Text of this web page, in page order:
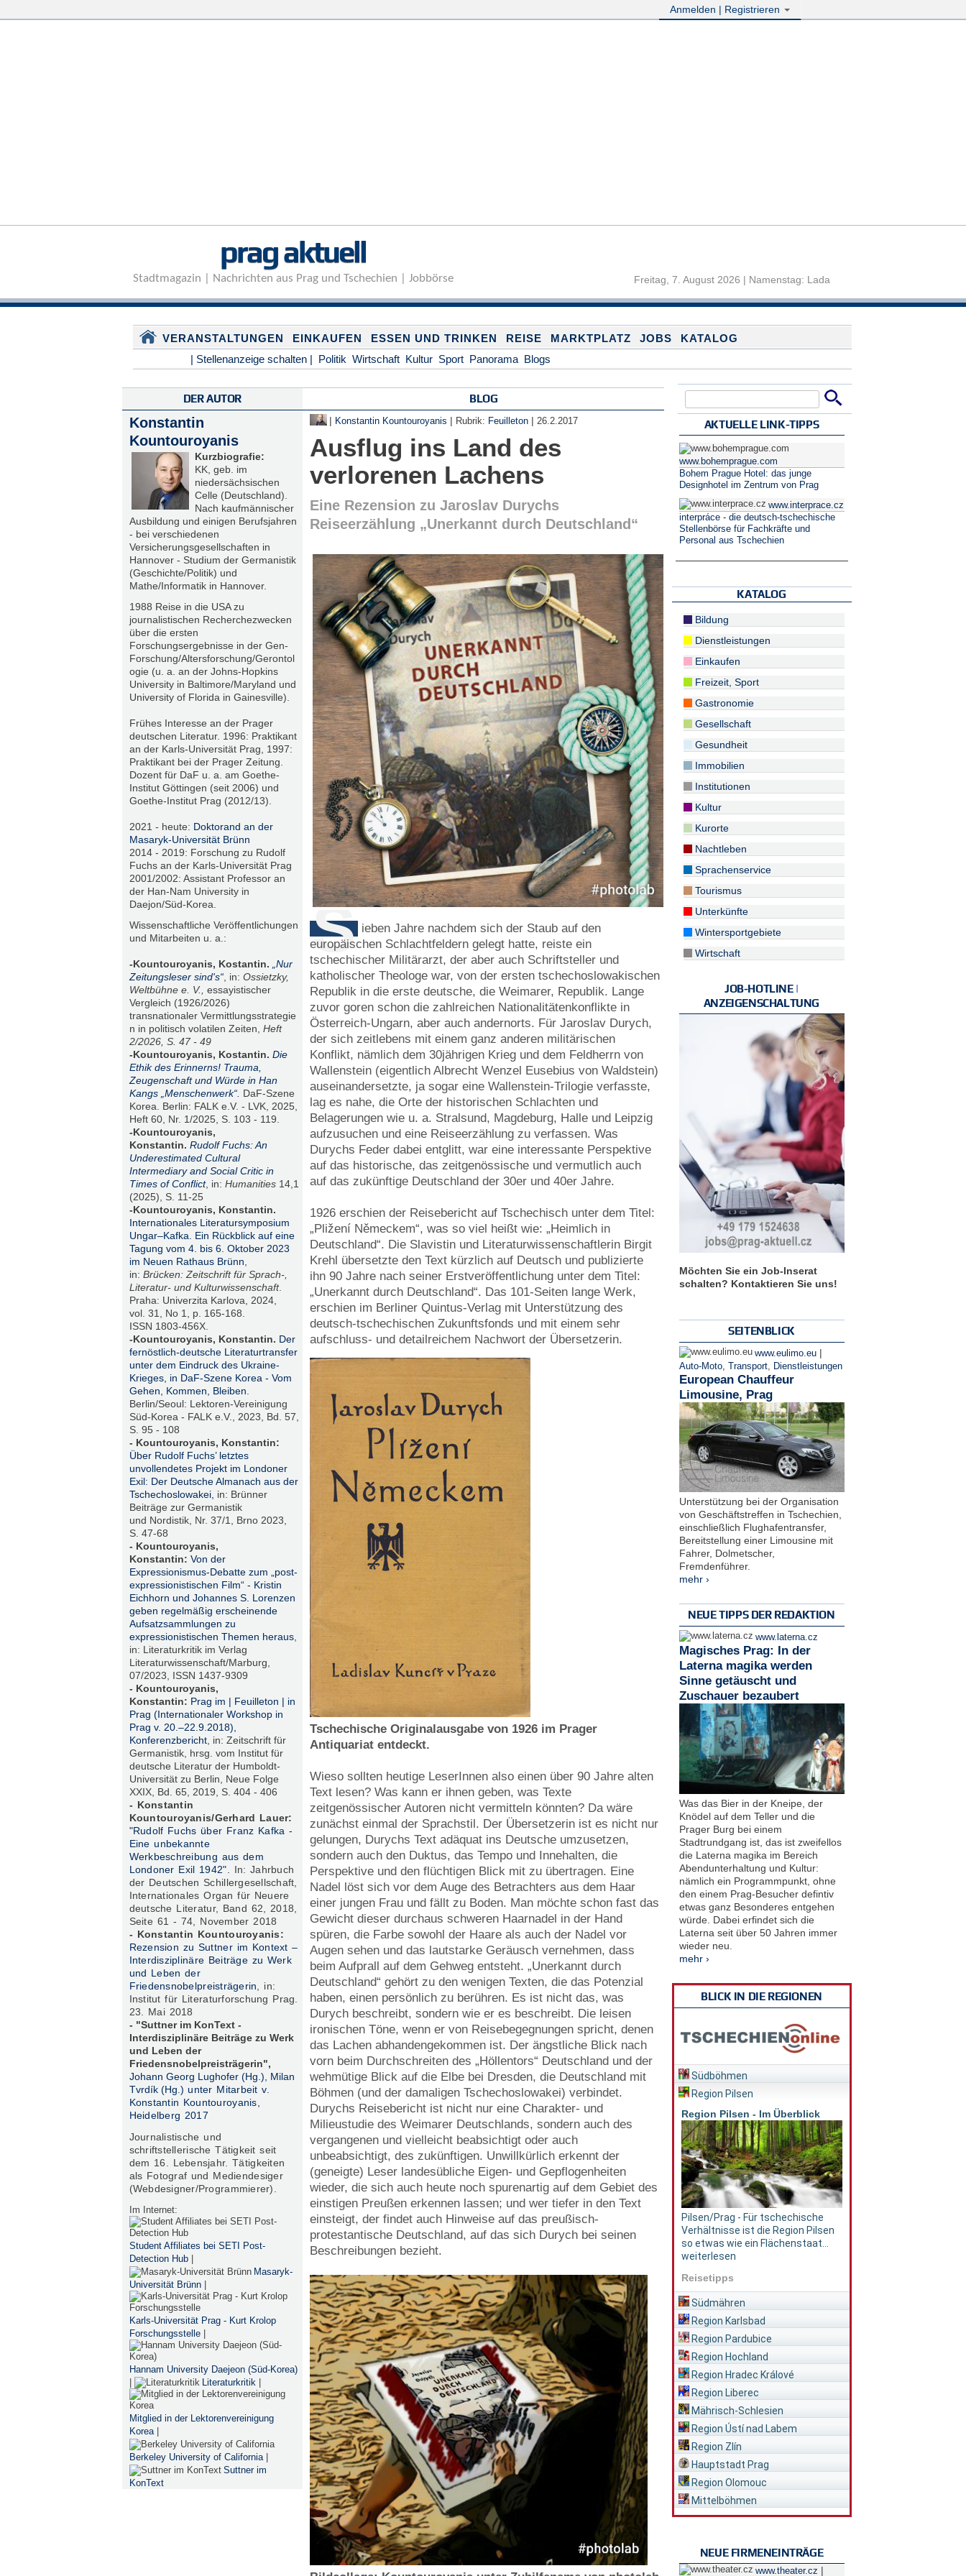
Anmelden | Registrieren
prag aktuell
Stadtmagazin | Nachrichten aus Prag und Tschechien | Jobbörse Freitag, 7. August 2026 | Namenstag: Lada
VERANSTALTUNGEN EINKAUFEN ESSEN UND TRINKEN REISE MARKTPLATZ JOBS
KATALOG
| Stellenanzeige schalten | Politik Wirtschaft Kultur Sport Panorama Blogs
DER AUTOR
Konstantin
Kountouroyanis
Kurzbiografie:
KK, geb. im
niedersächsischen
Celle (Deutschland).
Nach kaufmännischer
Ausbildung und einigen Berufsjahren
- bei verschiedenen
Versicherungsgesellschaften in
Hannover - Studium der Germanistik
(Geschichte/Politik) und
Mathe/Informatik in Hannover.
1988 Reise in die USA zu
journalistischen Recherchezwecken
über die ersten
Forschungsergebnisse in der Gen-
Forschung/Altersforschung/Gerontol
ogie (u. a. an der Johns-Hopkins
University in Baltimore/Maryland und
University of Florida in Gainesville).
Frühes Interesse an der Prager
deutschen Literatur. 1996: Praktikant
an der Karls-Universität Prag, 1997:
Praktikant bei der Prager Zeitung.
Dozent für DaF u. a. am Goethe-
Institut Göttingen (seit 2006) und
Goethe-Institut Prag (2012/13).
2021 - heute: Doktorand an der
Masaryk-Universität Brünn
2014 - 2019: Forschung zu Rudolf
Fuchs an der Karls-Universität Prag
2001/2002: Assistant Professor an
der Han-Nam University in
Daejon/Süd-Korea.
Wissenschaftliche Veröffentlichungen
und Mitarbeiten u. a.:
-Kountouroyanis, Kostantin. „Nur
Zeitungsleser sind's“, in: Ossietzky,
Weltbühne e. V., essayistischer
Vergleich (1926/2026)
transnationaler Vermittlungsstrategie
n in politisch volatilen Zeiten, Heft
2/2026, S. 47 - 49
-Kountouroyanis, Kostantin. Die
Ethik des Erinnerns! Trauma,
Zeugenschaft und Würde in Han
Kangs „Menschenwerk“. DaF-Szene
Korea. Berlin: FALK e.V. - LVK, 2025,
Heft 60, Nr. 1/2025, S. 103 - 119.
-Kountouroyanis,
Konstantin. Rudolf Fuchs: An
Underestimated Cultural
Intermediary and Social Critic in
Times of Conflict, in: Humanities14,1
(2025), S. 11-25
-Kountouroyanis, Konstantin.
Internationales Literatursymposium
Ungar–Kafka. Ein Rückblick auf eine
Tagung vom 4. bis 6. Oktober 2023
im Neuen Rathaus Brünn,
in: Brücken: Zeitschrift für Sprach-,
Literatur- und Kulturwissenschaft.
Praha: Univerzita Karlova, 2024,
vol. 31, No 1, p. 165-168.
ISSN 1803-456X.
-Kountouroyanis, Konstantin. Der
fernöstlich-deutsche Literaturtransfer
unter dem Eindruck des Ukraine-
Krieges, in DaF-Szene Korea - Vom
Gehen, Kommen, Bleiben.
Berlin/Seoul: Lektoren-Vereinigung
Süd-Korea - FALK e.V., 2023, Bd. 57,
S. 95 - 108
- Kountouroyanis, Konstantin:
Über Rudolf Fuchs’ letztes
unvollendetes Projekt im Londoner
Exil: Der Deutsche Almanach aus der
Tschechoslowakei, in: Brünner
Beiträge zur Germanistik
und Nordistik, Nr. 37/1, Brno 2023,
S. 47-68
- Kountouroyanis,
Konstantin: Von der
Expressionismus-Debatte zum „post-
expressionistischen Film“ - Kristin
Eichhorn und Johannes S. Lorenzen
geben regelmäßig erscheinende
Aufsatzsammlungen zu
expressionistischen Themen heraus,
in: Literaturkritik im Verlag
Literaturwissenschaft/Marburg,
07/2023, ISSN 1437-9309
- Kountouroyanis,
Konstantin: Prag im | Feuilleton | in
Prag (Internationaler Workshop in
Prag v. 20.–22.9.2018),
Konferenzbericht, in: Zeitschrift für
Germanistik, hrsg. vom Institut für
deutsche Literatur der Humboldt-
Universität zu Berlin, Neue Folge
XXIX, Bd. 65, 2019, S. 404 - 406
- Konstantin
Kountouroyanis/Gerhard Lauer:
"Rudolf Fuchs über Franz Kafka -
Eine unbekannte
Werkbeschreibung aus dem
Londoner Exil 1942". In: Jahrbuch
der Deutschen Schillergesellschaft,
Internationales Organ für Neuere
deutsche Literatur, Band 62, 2018,
Seite 61 - 74, November 2018
- Konstantin Kountouroyanis:
Rezension zu Suttner im Kontext –
Interdisziplinäre Beiträge zu Werk
und Leben der
Friedensnobelpreisträgerin, in:
Institut für Literaturforschung Prag.
23. Mai 2018
- "Suttner im KonText -
Interdisziplinäre Beiträge zu Werk
und Leben der
Friedensnobelpreisträgerin",
Johann Georg Lughofer (Hg.), Milan
Tvrdík (Hg.) unter Mitarbeit v.
Konstantin Kountouroyanis,
Heidelberg 2017
Journalistische und
schriftstellerische Tätigkeit seit
dem 16. Lebensjahr. Tätigkeiten
als Fotograf und Mediendesiger
(Webdesigner/Programmierer).
Im Internet:
Student Affiliates bei SETI Post-
Detection Hub|
Masaryk-
Universität Brünn|
Karls-Universität Prag - Kurt Krolop
Forschungsstelle|
Hannam University Daejeon (Süd-Korea)
Literaturkritik
Mitglied in der Lektorenvereinigung
Korea|
Berkeley University of California|
Suttner im
KonText
BLOG
| Konstantin Kountouroyanis | Rubrik: Feuilleton | 26.2.2017
Ausflug ins Land des
verlorenen Lachens
Eine Rezension zu Jaroslav Durychs
Reiseerzählung „Unerkannt durch Deutschland“
S ieben Jahre nachdem sich der Staub auf den
europäischen Schlachtfeldern gelegt hatte, reiste ein
tschechischer Militärarzt, der aber auch Schriftsteller und
katholischer Theologe war, von der ersten tschechoslowakischen
Republik in die erste deutsche, die Weimarer, Republik. Lange
zuvor goren schon die zahlreichen Nationalitätenkonflikte in
Österreich-Ungarn, aber auch andernorts. Für Jaroslav Durych,
der sich zeitlebens mit einem ganz anderen militärischen
Konflikt, nämlich dem 30jährigen Krieg und dem Feldherrn von
Wallenstein (eigentlich Albrecht Wenzel Eusebius von Waldstein)
auseinandersetzte, ja sogar eine Wallenstein-Trilogie verfasste,
lag es nahe, die Orte der historischen Schlachten und
Belagerungen wie u. a. Stralsund, Magdeburg, Halle und Leipzig
aufzusuchen und eine Reiseerzählung zu verfassen. Was
Durychs Feder dabei entglitt, war eine interessante Perspektive
auf das historische, das zeitgenössische und vermutlich auch
auf das zukünftige Deutschland der 30er und 40er Jahre.
1926 erschien der Reisebericht auf Tschechisch unter dem Titel:
„Pližení Německem“, was so viel heißt wie: „Heimlich in
Deutschland“. Die Slavistin und Literaturwissenschaftlerin Birgit
Krehl übersetzte den Text kürzlich auf Deutsch und publizierte
ihn 90 Jahre nach seiner Erstveröffentlichung unter dem Titel:
„Unerkannt durch Deutschland“. Das 101-Seiten lange Werk,
erschien im Berliner Quintus-Verlag mit Unterstützung des
deutsch-tschechischen Zukunftsfonds und mit einem sehr
aufschluss- und detailreichem Nachwort der Übersetzerin.
Tschechische Originalausgabe von 1926 im Prager
Antiquariat entdeckt.
Wieso sollten heutige LeserInnen also einen über 90 Jahre alten
Text lesen? Was kann er ihnen geben, was Texte
zeitgenössischer Autoren nicht vermitteln könnten? Da wäre
zunächst einmal der Sprachstil. Der Übersetzerin ist es nicht nur
gelungen, Durychs Text adäquat ins Deutsche umzusetzen,
sondern auch den Duktus, das Tempo und Innehalten, die
Perspektive und den flüchtigen Blick mit zu übertragen. Eine
Nadel löst sich vor dem Auge des Betrachters aus dem Haar
einer jungen Frau und fällt zu Boden. Man möchte schon fast das
Gewicht dieser durchaus schweren Haarnadel in der Hand
spüren, die Farbe sowohl der Haare als auch der Nadel vor
Augen sehen und das lautstarke Geräusch vernehmen, dass
beim Aufprall auf dem Gehweg entsteht. „Unerkannt durch
Deutschland“ gehört zu den wenigen Texten, die das Potenzial
haben, einen persönlich zu berühren. Es ist nicht das, was
Durych beschreibt, sondern wie er es beschreibt. Die leisen
ironischen Töne, wenn er von Reisebegegnungen spricht, denen
das Lachen abhandengekommen ist. Der ängstliche Blick nach
vorn beim Durchschreiten des „Höllentors“ Deutschland und der
wehmütige Blick auf die Elbe bei Dresden, die Deutschland mit
Böhmen (und der damaligen Tschechoslowakei) verbindet.
Durychs Reisebericht ist nicht nur eine Charakter- und
Milieustudie des Weimarer Deutschlands, sondern auch des
vergangenen und vielleicht beabsichtigt oder auch
unbeabsichtigt, des zukünftigen. Unwillkürlich erkennt der
(geneigte) Leser landesübliche Eigen- und Gepflogenheiten
wieder, die sich auch heute noch spurenartig auf dem Gebiet des
einstigen Preußen erkennen lassen; und wer tiefer in den Text
einsteigt, der findet auch Hinweise auf das preußisch-
protestantische Deutschland, auf das sich Durych bei seinen
Beschreibungen bezieht.
AKTUELLE LINK-TIPPS
www.bohemprague.com
Bohem Prague Hotel: das junge
Designhotel im Zentrum von Prag
www.interprace.cz
interpráce - die deutsch-tschechische
Stellenbörse für Fachkräfte und
Personal aus Tschechien
KATALOG
Bildung
Dienstleistungen
Einkaufen
Freizeit, Sport
Gastronomie
Gesellschaft
Gesundheit
Immobilien
Institutionen
Kultur
Kurorte
Nachtleben
Sprachenservice
Tourismus
Unterkünfte
Wintersportgebiete
Wirtschaft
JOB-HOTLINE |
ANZEIGENSCHALTUNG
Möchten Sie ein Job-Inserat
schalten? Kontaktieren Sie uns!
SEITENBLICK
www.eulimo.eu |
Auto-Moto, Transport, Dienstleistungen
European Chauffeur
Limousine, Prag
Unterstützung bei der Organisation
von Geschäftstreffen in Tschechien,
einschließlich Flughafentransfer,
Bereitstellung einer Limousine mit
Fahrer, Dolmetscher,
Fremdenführer.
mehr ›
NEUE TIPPS DER REDAKTION
www.laterna.cz
Magisches Prag: In der
Laterna magika werden
Sinne getäuscht und
Zuschauer bezaubert
Was das Bier in der Kneipe, der
Knödel auf dem Teller und die
Prager Burg bei einem
Stadtrundgang ist, das ist zweifellos
die Laterna magika im Bereich
Abendunterhaltung und Kultur:
nämlich ein Programmpunkt, ohne
den einem Prag-Besucher defintiv
etwas ganz Besonderes entgehen
würde. Dabei erfindet sich die
Laterna seit über 50 Jahren immer
wieder neu.
mehr ›
BLICK IN DIE REGIONEN
Südböhmen
Region Pilsen
Region Pilsen - Im Überblick
Pilsen/Prag - Für tschechische
Verhältnisse ist die Region Pilsen
so etwas wie ein Flächenstaat...
weiterlesen
Reisetipps
Südmähren
Region Karlsbad
Region Pardubice
Region Hochland
Region Hradec Králové
Region Liberec
Mährisch-Schlesien
Region Ústí nad Labem
Region Zlín
Hauptstadt Prag
Region Olomouc
Mittelböhmen
NEUE FIRMENEINTRÄGE
www.theater.cz |